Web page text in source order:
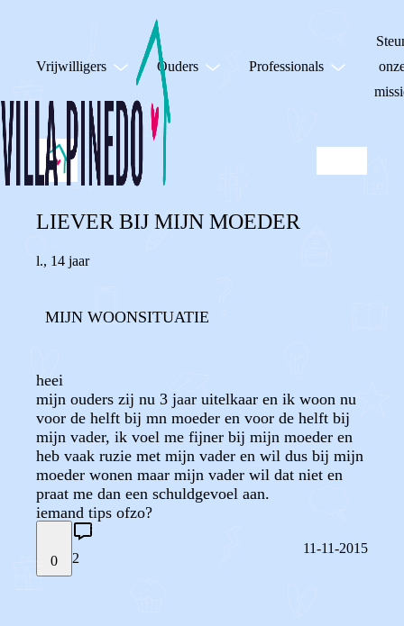
Vrijwilligers Ouders Professionals
LIEVER BIJ MIJN MOEDER
l., 14 jaar
MIJN WOONSITUATIE
heei
mijn ouders zij nu 3 jaar uitelkaar en ik woon nu
voor de helft bij mn moeder en voor de helft bij
mijn vader, ik voel me fijner bij mijn moeder en
heb vaak ruzie met mijn vader en wil dus bij mijn
moeder wonen maar mijn vader wil dat niet en
praat me dan een schuldgevoel aan.
iemand tips ofzo?
0 2
11-11-2015